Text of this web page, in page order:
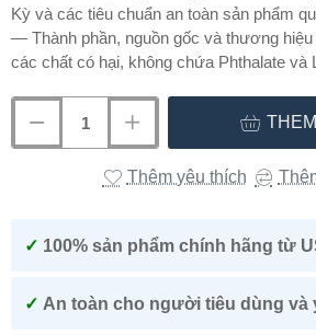
Thêm yêu thích
Kỳ và các tiêu chuẩn an toàn sản phẩm
— Thành phần, nguồn gốc và thương
các chất có hại, không chứa Phthalate và
✓ 100% sản phẩm chính hãng từ
✓ An toàn cho người tiêu dùng và